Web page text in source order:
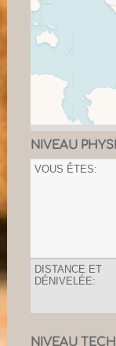
VOUS ÊTES:
DISTANCE ET
DÉNIVELÉE: